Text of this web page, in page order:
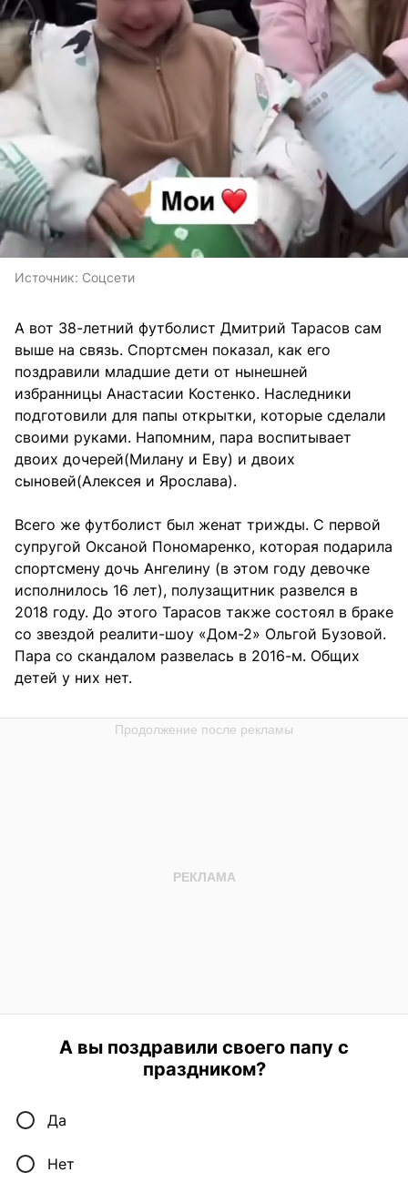
Источник: Соцсети
А вот 38-летний футболист Дмитрий Тарасов сам
выше на связь. Спортсмен показал, как его
поздравили младшие дети от нынешней
избранницы Анастасии Костенко. Наследники
подготовили для папы открытки, которые сделали
своими руками. Напомним, пара воспитывает
двоих дочерей(Милану и Еву) и двоих
сыновей(Алексея и Ярослава).
Всего же футболист был женат трижды. С первой
супругой Оксаной Пономаренко, которая подарила
спортсмену дочь Ангелину (в этом году девочке
исполнилось 16 лет), полузащитник развелся в
2018 году. До этого Тарасов также состоял в браке
со звездой реалити-шоу «Дом-2» Ольгой Бузовой.
Пара со скандалом развелась в 2016-м. Общих
детей у них нет.
А вы поздравили своего папу с
праздником?
Да
Нет